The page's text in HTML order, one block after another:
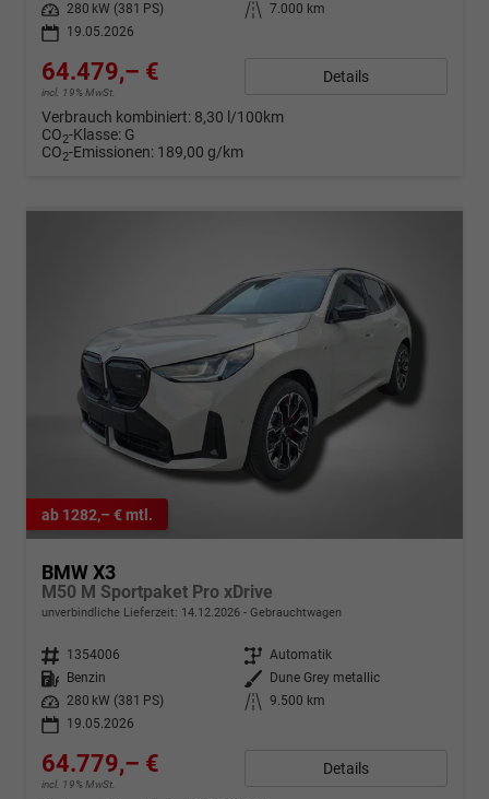
Leistung
280 kW (381 PS) Kilometerstand
7.000 km
19.05.2026
64.479,– €
incl. 19% MwSt.
Details
Verbrauch kombiniert: 8,30 l/100km
CO2-Klasse: G
CO2-Emissionen: 189,00 g/km
ab 1282,– € mtl.
BMW X3
M50 M Sportpaket Pro xDrive
unverbindliche Lieferzeit: 14.12.2026 Gebrauchtwagen
Fahrzeugnr. 1354006 Getriebe Automatik
Kraftstoff
Benzin Außenfarbe
Dune Grey metallic
Leistung
280 kW (381 PS) Kilometerstand
9.500 km
19.05.2026
64.779,– €
incl. 19% MwSt.
Details